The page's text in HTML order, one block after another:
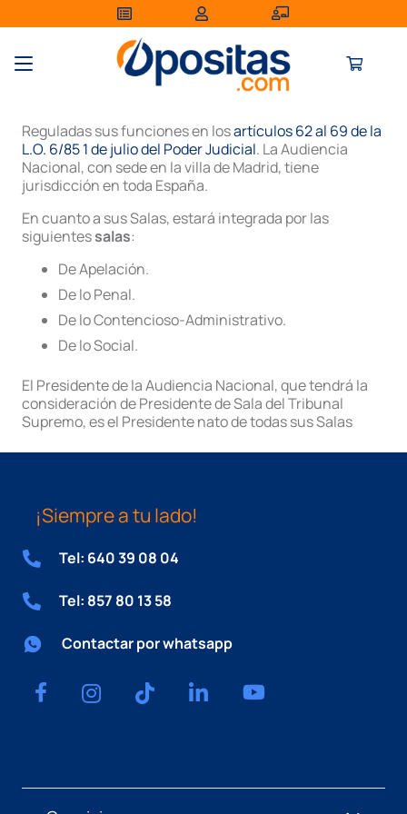
Reguladas sus funciones en losartículos 62 al 69 de la
L.O. 6/85 1 de julio del Poder Judicial. La Audiencia
Nacional, con sede en la villa de Madrid, tiene
jurisdicción en toda España.
En cuanto a sus Salas, estará integrada por las
siguientessalas:
De Apelación.
De lo Penal.
De lo Contencioso-Administrativo.
De lo Social.
El Presidente de la Audiencia Nacional, que tendrá la
consideración de Presidente de Sala del Tribunal
Supremo, es el Presidente nato de todas sus Salas
¡Siempre a tu lado!
Tel: 640 39 08 04
Tel: 857 80 13 58
Contactar por whatsapp